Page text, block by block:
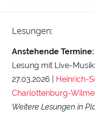
Lesungen:
Anstehende Termine:
Lesung mit Live-Musik:
27.03.2026 |
Heinrich-
Charlottenburg-
Weitere Lesungen in